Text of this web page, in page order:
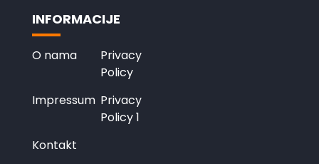
INFORMACIJE
O nama
Privacy
Policy
Impressum Privacy
Policy 1
Kontakt